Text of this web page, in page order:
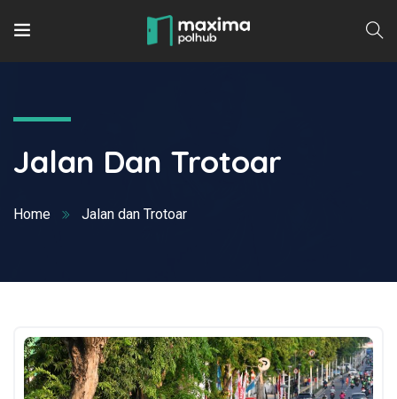
Jalan Dan Trotoar
Home Jalan dan Trotoar